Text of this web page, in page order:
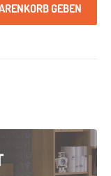
GEBEN